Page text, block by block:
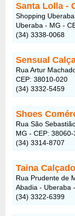
Santa Lolla -
Shopping
Uberaba - MG -
(34) 3338-0068
Sensual
Rua Artur
CEP: 38010-020
(34) 3332-5459
Shoes
Rua São
MG - CEP:
(34) 3314-8707
Taina
Rua Prudente de
Abadia - Uberaba
(34) 3322-6399